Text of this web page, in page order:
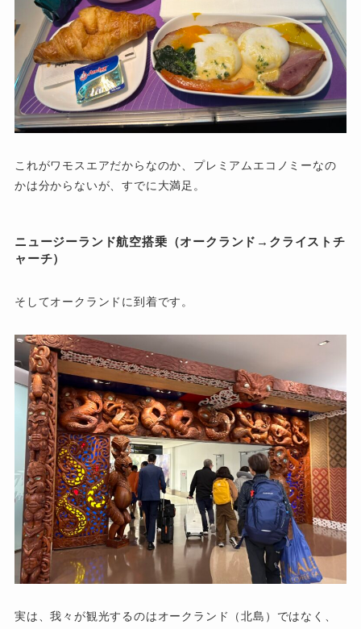
これがワモスエアだからなのか、プレミアムエコノミーなの
かは分からないが、すでに大満足。
ニュージーランド航空搭乗（オークランド→クライストチ
ャーチ）
そしてオークランドに到着です。
実は、我々が観光するのはオークランド（北島）ではなく、